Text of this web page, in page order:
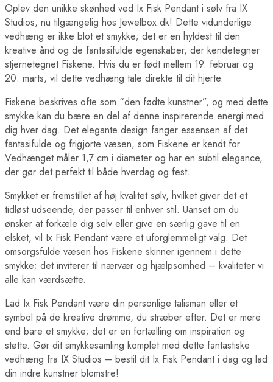
Oplev den unikke skønhed ved Ix Fisk Pendant i sølv fra IX
Studios, nu tilgængelig hos Jewelbox.dk! Dette vidunderlige
vedhæng er ikke blot et smykke; det er en hyldest til den
kreative ånd og de fantasifulde egenskaber, der kendetegner
stjernetegnet Fiskene. Hvis du er født mellem 19. februar og
20. marts, vil dette vedhæng tale direkte til dit hjerte.
Fiskene beskrives ofte som “den fødte kunstner”, og med dette
smykke kan du bære en del af denne inspirerende energi med
dig hver dag. Det elegante design fanger essensen af det
fantasifulde og frigjorte væsen, som Fiskene er kendt for.
Vedhænget måler 1,7 cm i diameter og har en subtil elegance,
der gør det perfekt til både hverdag og fest.
Smykket er fremstillet af høj kvalitet sølv, hvilket giver det et
tidløst udseende, der passer til enhver stil. Uanset om du
ønsker at forkæle dig selv eller give en særlig gave til en
elsket, vil Ix Fisk Pendant være et uforglemmeligt valg. Det
omsorgsfulde væsen hos Fiskene skinner igennem i dette
smykke; det inviterer til nærvær og hjælpsomhed – kvaliteter vi
alle kan værdsætte.
Lad Ix Fisk Pendant være din personlige talisman eller et
symbol på de kreative drømme, du stræber efter. Det er mere
end bare et smykke; det er en fortælling om inspiration og
støtte. Gør dit smykkesamling komplet med dette fantastiske
vedhæng fra IX Studios – bestil dit Ix Fisk Pendant i dag og lad
din indre kunstner blomstre!